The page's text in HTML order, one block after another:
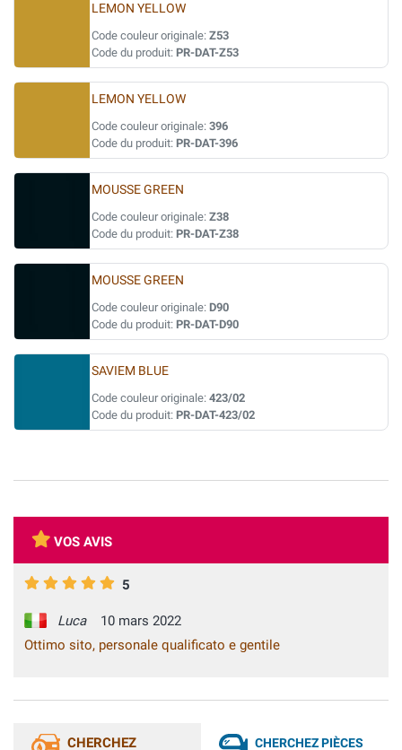
LEMON YELLOW
Code couleur originale: Z53
Code du produit: PR-DAT-Z53
LEMON YELLOW
Code couleur originale: 396
Code du produit: PR-DAT-396
MOUSSE GREEN
Code couleur originale: Z38
Code du produit: PR-DAT-Z38
MOUSSE GREEN
Code couleur originale: D90
Code du produit: PR-DAT-D90
SAVIEM BLUE
Code couleur originale: 423/02
Code du produit: PR-DAT-423/02
VOS AVIS
5
Luca
10 mars 2022
Ottimo sito, personale qualificato e gentile
CHERCHEZ CHERCHEZ PIÈCES